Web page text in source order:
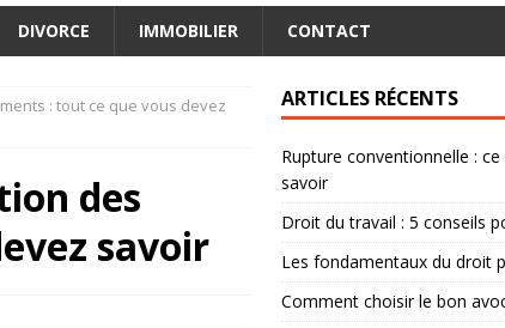
DIVORCE IMMOBILIER CONTACT
: tout ce que vous devez
des
savoir
ARTICLES RÉCENTS
Rupture conventionnelle :
savoir
Droit du travail : 5 conseils
Les fondamentaux du droit
Comment choisir le bon